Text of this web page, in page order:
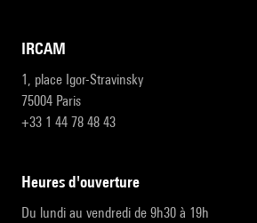
IRCAM
1, place Igor-Stravinsky
75004 Paris
+33 1 44 78 48 43
heures d'ouverture
Du lundi au vendredi de 9h30 à 19h